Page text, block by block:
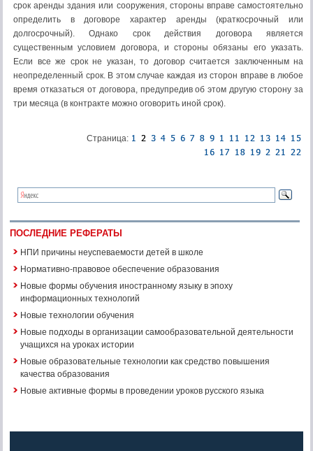
срок аренды здания или сооружения, стороны вправе самостоятельно
определить в договоре характер аренды (краткосрочный или
долгосрочный). Однако срок действия договора является
существенным условием договора, и стороны обязаны его указать.
Если все же срок не указан, то договор считается заключенным на
неопределенный срок. В этом случае каждая из сторон вправе в любое
время отказаться от договора, предупредив об этом другую сторону за
три месяца (в контракте можно оговорить иной срок).
Страница:
ПОСЛЕДНИЕ РЕФЕРАТЫ
НПИ причины неуспеваемости детей в школе
Нормативно-правовое обеспечение образования
Новые формы обучения иностранному языку в эпоху
информационных технологий
Новые технологии обучения
Новые подходы в организации самообразовательной деятельности
учащихся на уроках истории
Новые образовательные технологии как средство повышения
качества образования
Новые активные формы в проведении уроков русского языка